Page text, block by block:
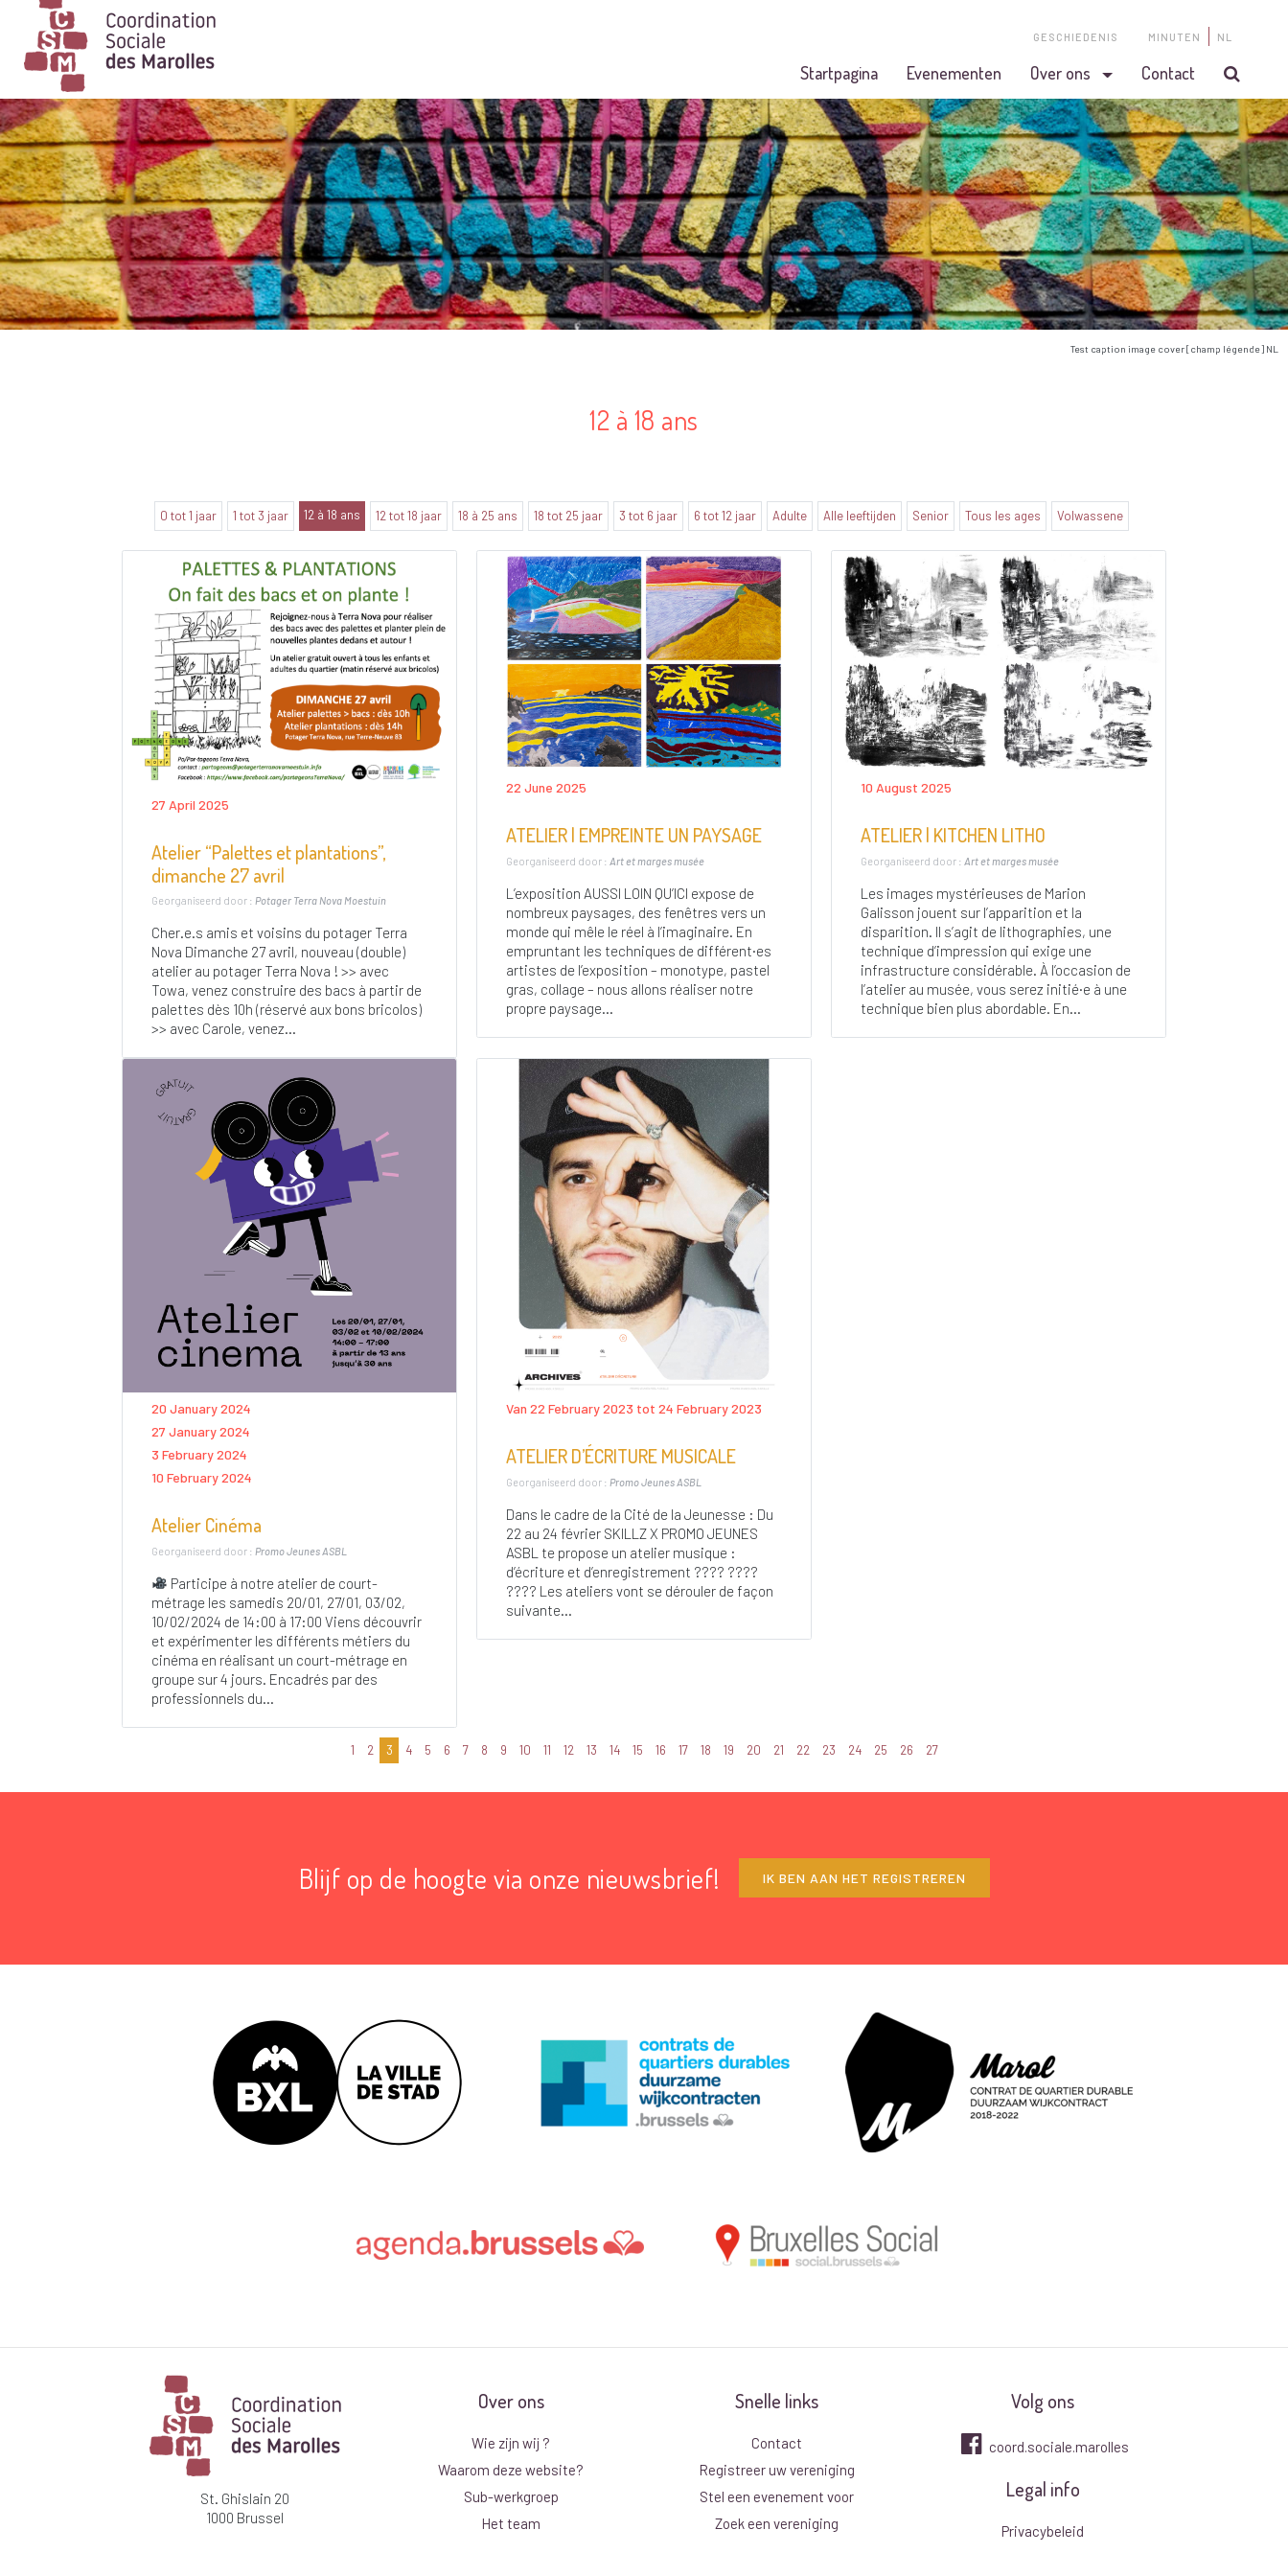
Main Navigation
GESCHIEDENIS MINUTEN NL
Startpagina Evenementen Over ons Contact
Test caption image cover [champ légende] NL
12 à 18 ans
0 tot 1 jaar 1 tot 3 jaar 12 à 18 ans 12 tot 18 jaar 18 à 25 ans 18 tot 25 jaar 3 tot 6 jaar 6 tot 12 jaar Adulte Alle leeftijden Senior Tous les ages Volwassene
27 April 2025
Atelier “Palettes et plantations”,
dimanche 27 avril
Georganiseerd door : Potager Terra Nova Moestuin
Cher.e.s amis et voisins du potager Terra
Nova Dimanche 27 avril, nouveau (double)
atelier au potager Terra Nova ! >> avec
Towa, venez construire des bacs à partir de
palettes dès 10h (réservé aux bons bricolos)
>> avec Carole, venez...
22 June 2025
ATELIER | EMPREINTE UN PAYSAGE
Georganiseerd door : Art et marges musée
L’exposition AUSSI LOIN QU’ICI expose de
nombreux paysages, des fenêtres vers un
monde qui mêle le réel à l’imaginaire. En
empruntant les techniques de différent·es
artistes de l’exposition – monotype, pastel
gras, collage – nous allons réaliser notre
propre paysage...
10 August 2025
ATELIER | KITCHEN LITHO
Georganiseerd door : Art et marges musée
Les images mystérieuses de Marion
Galisson jouent sur l’apparition et la
disparition. Il s’agit de lithographies, une
technique d’impression qui exige une
infrastructure considérable. À l’occasion de
l’atelier au musée, vous serez initié·e à une
technique bien plus abordable. En...
20 January 2024
27 January 2024
3 February 2024
10 February 2024
Atelier Cinéma
Georganiseerd door : Promo Jeunes ASBL
Participe à notre atelier de court-
métrage les samedis 20/01, 27/01, 03/02,
10/02/2024 de 14:00 à 17:00 Viens découvrir
et expérimenter les différents métiers du
cinéma en réalisant un court-métrage en
groupe sur 4 jours. Encadrés par des
professionnels du...
Van 22 February 2023 tot 24 February 2023
ATELIER D’ÉCRITURE MUSICALE
Georganiseerd door : Promo Jeunes ASBL
Dans le cadre de la Cité de la Jeunesse : Du
22 au 24 février SKILLZ X PROMO JEUNES
ASBL te propose un atelier musique :
d’écriture et d’enregistrement ???? ????
???? Les ateliers vont se dérouler de façon
suivante...
1 2 3 4 5 6 7 8 9 10 11 12 13 14 15 16 17 18 19 20 21 22 23 24 25 26 27
Blijf op de hoogte via onze nieuwsbrief! IK BEN AAN HET REGISTREREN
St. Ghislain 20
1000 Brussel
Over ons
Wie zijn wij ?
Waarom deze website?
Sub-werkgroep
Het team
Snelle links
Contact
Registreer uw vereniging
Stel een evenement voor
Zoek een vereniging
Volg ons
coord.sociale.marolles
Legal info
Privacybeleid